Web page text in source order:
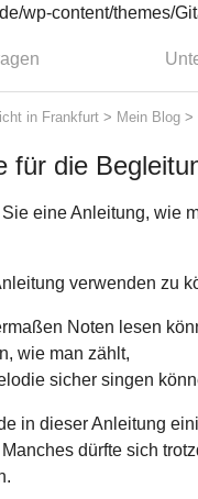
in Frankfurt > Mein Blog >
für die
eine Anleitung, wie
verwenden zu
Noten lesen
wie man zählt,
sicher singen
in dieser Anleitung
dürfte sich